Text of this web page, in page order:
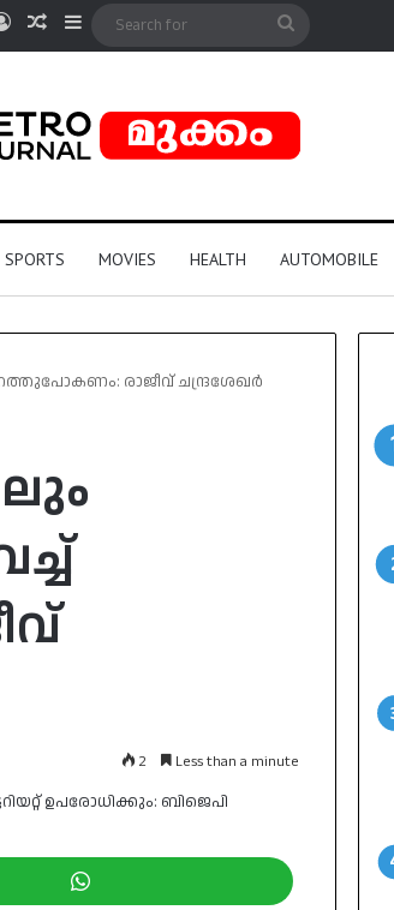
Log InRandom Article
Sidebar
Search
SPORTS MOVIES HEALTH AUTOMOBILE
രാജീവ് ചന്ദ്രശേഖർ
2 Less than a minute